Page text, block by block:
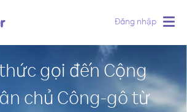
Đăng nhập
gọi đến Cộng
chủ Công-gô từ